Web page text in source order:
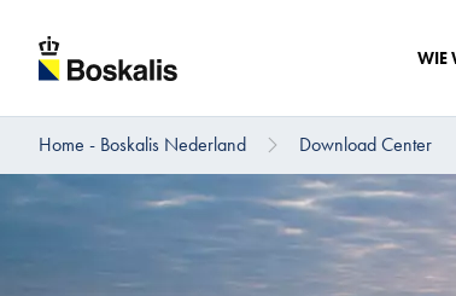
Direct naar hoofdinhoud
WIE
Home - Boskalis Nederland Download Center